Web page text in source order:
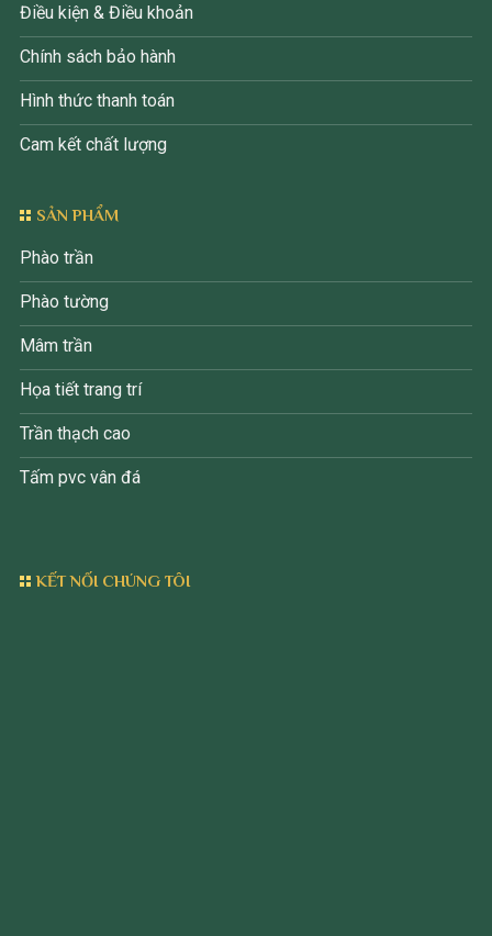
Điều kiện & Điều khoản
Chính sách bảo hành
Hình thức thanh toán
Cam kết chất lượng
SẢN PHẨM
Phào trần
Phào tường
Mâm trần
Họa tiết trang trí
Trần thạch cao
Tấm pvc vân đá
KẾT NỐI CHÚNG TÔI